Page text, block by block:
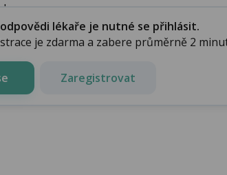
lékaře je nutné se přihlásit.
je zdarma a zabere průměrně 2
Zaregistrovat